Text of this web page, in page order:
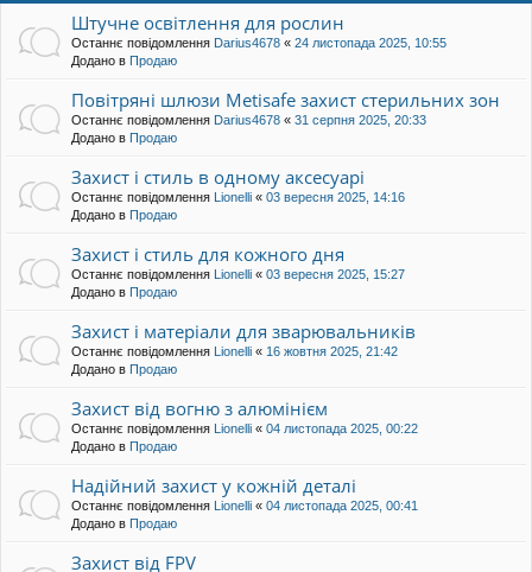
Штучне освітлення для рослин
Останнє повідомлення Darius4678 « 24 листопада 2025, 10:55
Додано в Продаю
Повітряні шлюзи Metisafe захист стерильних зон
Останнє повідомлення Darius4678 « 31 серпня 2025, 20:33
Додано в Продаю
Захист і стиль в одному аксесуарі
Останнє повідомлення Lionelli « 03 вересня 2025, 14:16
Додано в Продаю
Захист і стиль для кожного дня
Останнє повідомлення Lionelli « 03 вересня 2025, 15:27
Додано в Продаю
Захист і матеріали для зварювальників
Останнє повідомлення Lionelli « 16 жовтня 2025, 21:42
Додано в Продаю
Захист від вогню з алюмінієм
Останнє повідомлення Lionelli « 04 листопада 2025, 00:22
Додано в Продаю
Надійний захист у кожній деталі
Останнє повідомлення Lionelli « 04 листопада 2025, 00:41
Додано в Продаю
Захист від FPV